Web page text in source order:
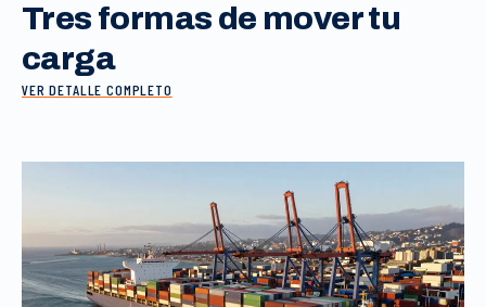
Tres formas de mover tu
carga
VER DETALLE COMPLETO